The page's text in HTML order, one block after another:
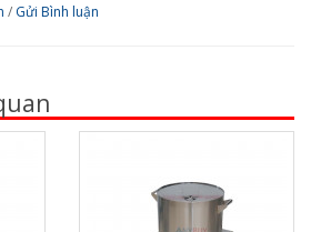
/ Gửi Bình luận